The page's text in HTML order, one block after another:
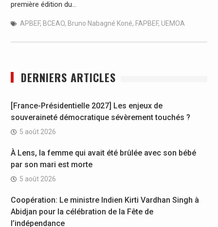
première édition du…
APBEF, BCEAO, Bruno Nabagné Koné, FAPBEF, UEMOA
DERNIERS ARTICLES
[France-Présidentielle 2027] Les enjeux de
souveraineté démocratique sévèrement touchés ?
5 août 2026
À Lens, la femme qui avait été brûlée avec son bébé
par son mari est morte
5 août 2026
Coopération: Le ministre Indien Kirti Vardhan Singh à
Abidjan pour la célébration de la Fête de
l’indépendance